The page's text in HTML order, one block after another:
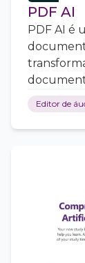
PDF AI
PDF AI é
Editor de